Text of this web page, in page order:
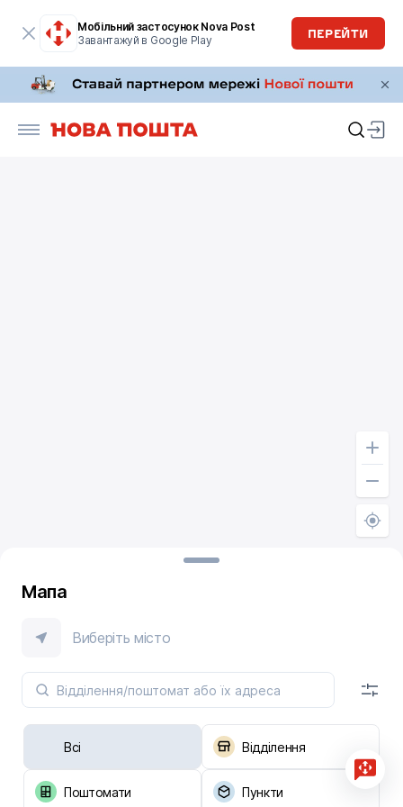
Мобільний застосунок Nova Post
Завантажуй в Google Play
ПЕРЕЙТИ
Мапа
Виберіть місто
Всі Відділення
Поштомати Пункти